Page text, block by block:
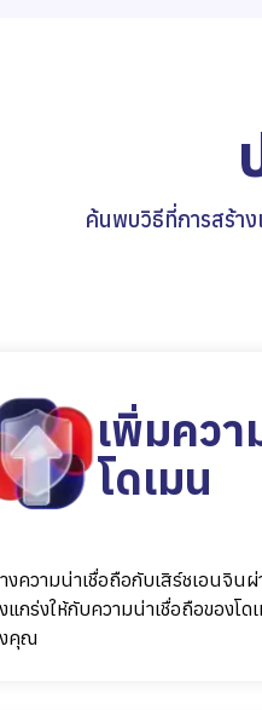
ค้นพบวิธีที่การสร้า
เพิ่มควา
โดเมน
งความน่าเชื่อถือกับเสิร์ชเอนจิ
แกร่งให้กับความน่าเชื่อถือของโ
คุณ